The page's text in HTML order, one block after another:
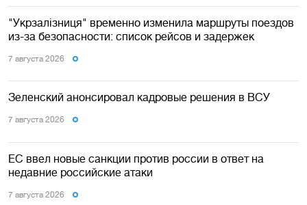
"Укрзалізниця" временно изменила маршруты поездов
из-за безопасности: список рейсов и задержек
7 августа 2026
Зеленский анонсировал кадровые решения в ВСУ
7 августа 2026
ЕС ввел новые санкции против россии в ответ на
недавние российские атаки
7 августа 2026